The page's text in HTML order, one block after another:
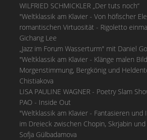
WILFRIED SCHMICKLER „Der tuts noch“
"Weltklassik am Klavier - Von höfischer
romantischen Virtuosität - Rigoletto
Gichang Lee
„Jazz im Forum Wasserturm" mit Daniel
"Weltklassik am Klavier - Klänge malen
Morgenstimmung, Bergkönig und
Chistiakova
LISA PAULINE WAGNER - Poetry Slam
PAO - Inside Out
"Weltklassik am Klavier - Fantasieren und
im Dreieck zwischen Chopin, Skrjabin und
Sofja Gülbadamova